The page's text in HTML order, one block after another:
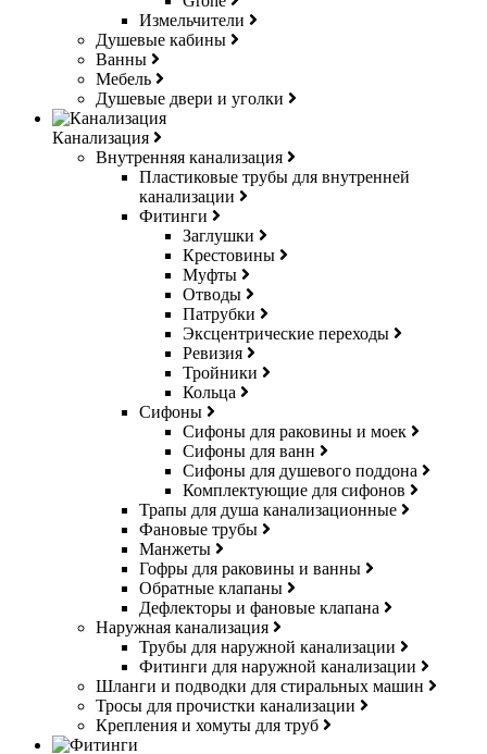
Измельчители
Душевые кабины
Ванны
Мебель
Душевые двери и уголки
Канализация
Внутренняя канализация
Пластиковые трубы для внутренней
канализации
Фитинги
Заглушки
Крестовины
Муфты
Отводы
Патрубки
Эксцентрические переходы
Ревизия
Тройники
Кольца
Сифоны
Сифоны для раковины и моек
Сифоны для ванн
Сифоны для душевого поддона
Комплектующие для сифонов
Трапы для душа канализационные
Фановые трубы
Манжеты
Гофры для раковины и ванны
Обратные клапаны
Дефлекторы и фановые клапана
Наружная канализация
Трубы для наружной канализации
Фитинги для наружной канализации
Шланги и подводки для стиральных машин
Тросы для прочистки канализации
Крепления и хомуты для труб